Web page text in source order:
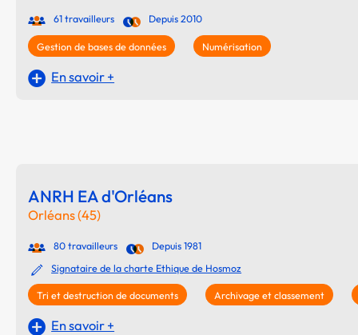
61 travailleurs Depuis 2010
Gestion de bases de données Numérisation
En savoir +
ANRH EA d'Orléans
Orléans (45)
80 travailleurs
Depuis 1981
Signataire de la charte Ethique de Hosmoz
Tri et destruction de documents Archivage et classement
En savoir +